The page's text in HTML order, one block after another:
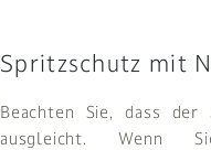
Spritzschutz mit
Beachten Sie, dass
ausgleicht. Wenn